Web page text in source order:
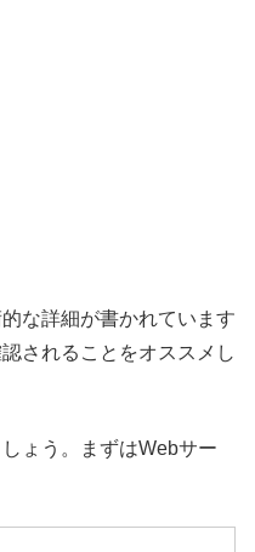
な詳細が書かれています
されることをオススメし
ょう。まずはWebサー